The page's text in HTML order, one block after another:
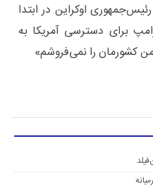
اوکراین در ابتدا
برای دسترسی آمریکا به
کشورمان را نمی‌فروشم»